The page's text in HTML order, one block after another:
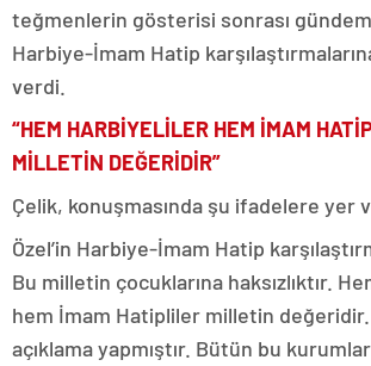
teğmenlerin gösterisi sonrası
Harbiye-İmam Hatip
verdi.
“HEM HARBİYELİLER HEM İMAM
MİLLETİN DEĞERİDİR”
Çelik, konuşmasında şu ifadelere yer
Özel’in Harbiye-İmam Hatip
Bu milletin çocuklarına haksızlıktır.
hem İmam Hatipliler milletin
açıklama yapmıştır. Bütün bu